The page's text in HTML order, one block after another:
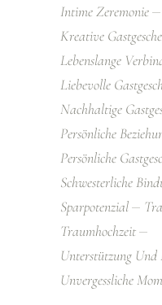
Intime Zeremonie
Kreative
Lebenslange
Liebevolle
Nachhaltige
Persönliche
Persönliche
Schwesterliche
Sparpotenzial
Traumhochzeit
Unterstützung Und
Unvergessliche